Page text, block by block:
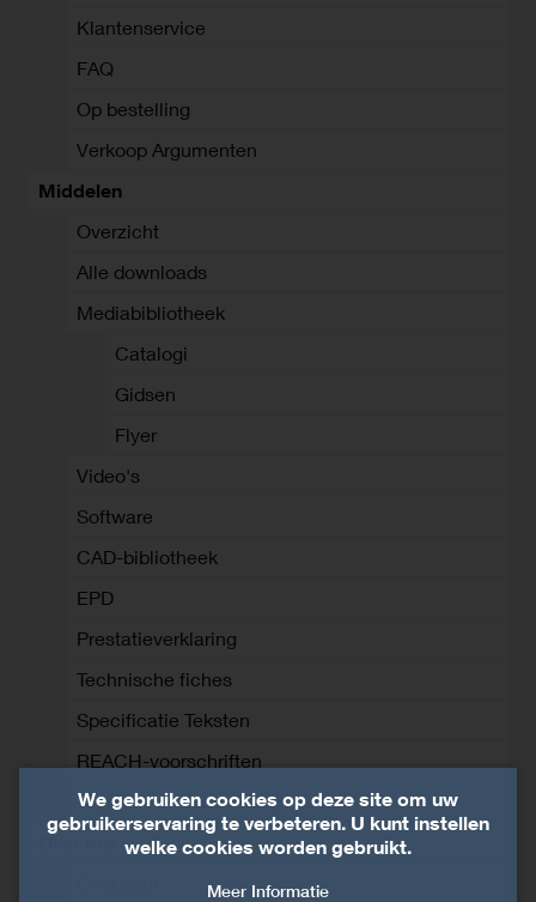
Klantenservice
FAQ
Op bestelling
Verkoop Argumenten
Middelen
Overzicht
Alle downloads
Mediabibliotheek
Catalogi
Gidsen
Flyer
Video's
Software
CAD-bibliotheek
EPD
Prestatieverklaring
Technische fiches
Specificatie Teksten
REACH-voorschriften
Technische documenten
We gebruiken cookies op deze site om uw
gebruikerservaring te verbeteren. U kunt instellen
welke cookies worden gebruikt.
Meer Informatie